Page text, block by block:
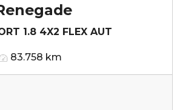
1.8 4X2 FLEX AUT
83.758 km